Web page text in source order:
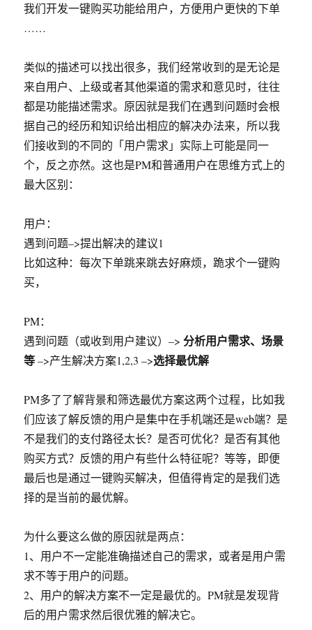
我们开发一键购买功能给用户，方便用户更快的下单
……
类似的描述可以找出很多，我们经常收到的是无论是
来自用户、上级或者其他渠道的需求和意见时，往往
都是功能描述需求。原因就是我们在遇到问题时会根
据自己的经历和知识给出相应的解决办法来，所以我
们接收到的不同的「用户需求」实际上可能是同一
个，反之亦然。这也是PM和普通用户在思维方式上的
最大区别：
用户：
遇到问题–>提出解决的建议1
比如这种：每次下单跳来跳去好麻烦，跪求个一键购
买，
PM：
遇到问题（或收到用户建议）–>分析用户需求、场景
等–>产生解决方案1,2,3 –>选择最优解
PM多了了解背景和筛选最优方案这两个过程，比如我
们应该了解反馈的用户是集中在手机端还是web端？是
不是我们的支付路径太长？是否可优化？是否有其他
购买方式？反馈的用户有些什么特征呢？等等，即便
最后也是通过一键购买解决，但值得肯定的是我们选
择的是当前的最优解。
为什么要这么做的原因就是两点：
1、用户不一定能准确描述自己的需求，或者是用户需
求不等于用户的问题。
2、用户的解决方案不一定是最优的。PM就是发现背
后的用户需求然后很优雅的解决它。